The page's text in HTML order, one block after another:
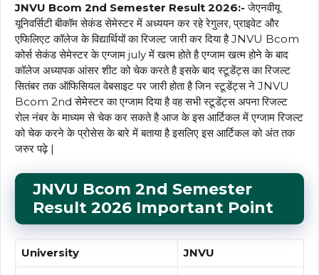
JNVU Bcom 2nd Semester Result 2026:- जेएनवीयू
यूनिवर्सिटी बीकॉम सेकंड सेमेस्टर में अध्ययन कर रहे रेगुलर, प्राइवेट और
एफिलिएट कॉलेज के विद्यार्थियों का रिजल्ट जारी कर दिया है JNVU Bcom
कोर्स सेकंड सेमेस्टर के एग्जाम july में खत्म होते है एग्जाम खत्म होने के बाद
कॉलेज अध्यापक आंसर शीट को चेक करते है इसके बाद स्टूडेंट्स का रिजल्ट
सितंबर तक ऑफिसियल वेबसाइट पर जारी होता है जिन स्टूडेंट्स ने JNVU
Bcom 2nd सेमेस्टर का एग्जाम दिया है वह सभी स्टूडेंट्स अपना रिजल्ट
रोल नंबर के माध्यम से चेक कर सकते है आज के इस आर्टिकल में एग्जाम रिजल्ट
को चेक करने के प्रोसेस के बारे में बताया है इसलिए इस आर्टिकल को अंत तक
जरुर पढ़े |
JNVU Bcom 2nd Semester
Result 2026 Important Point
University JNVU